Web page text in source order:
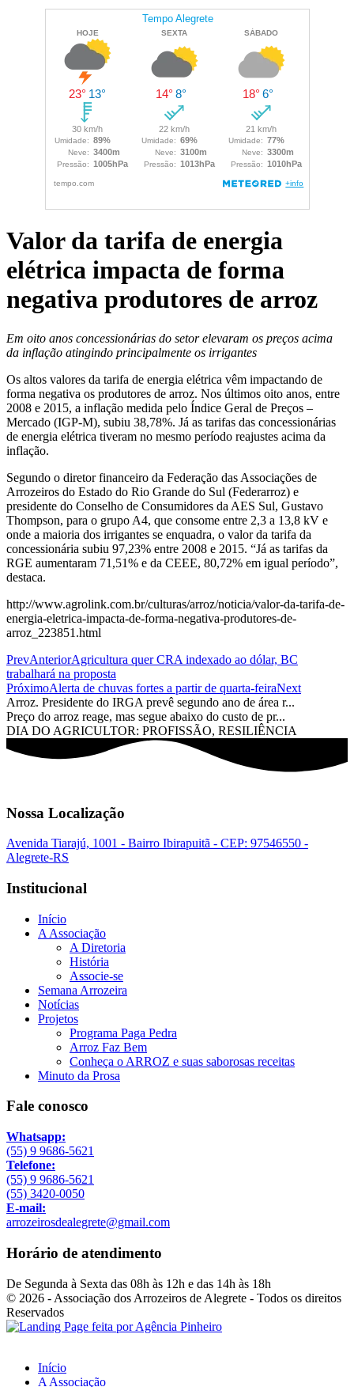
Valor da tarifa de energia
elétrica impacta de forma
negativa produtores de arroz
Em oito anos concessionárias do setor elevaram os preços acima
da inflação atingindo principalmente os irrigantes
Os altos valores da tarifa de energia elétrica vêm impactando de
forma negativa os produtores de arroz. Nos últimos oito anos, entre
2008 e 2015, a inflação medida pelo Índice Geral de Preços –
Mercado (IGP-M), subiu 38,78%. Já as tarifas das concessionárias
de energia elétrica tiveram no mesmo período reajustes acima da
inflação.
Segundo o diretor financeiro da Federação das Associações de
Arrozeiros do Estado do Rio Grande do Sul (Federarroz) e
presidente do Conselho de Consumidores da AES Sul, Gustavo
Thompson, para o grupo A4, que consome entre 2,3 a 13,8 kV e
onde a maioria dos irrigantes se enquadra, o valor da tarifa da
concessionária subiu 97,23% entre 2008 e 2015. “Já as tarifas da
RGE aumentaram 71,51% e da CEEE, 80,72% em igual período”,
destaca.
http://www.agrolink.com.br/culturas/arroz/noticia/valor-da-tarifa-de-
energia-eletrica-impacta-de-forma-negativa-produtores-de-
arroz_223851.html
PrevAnteriorAgricultura quer CRA indexado ao dólar, BC
trabalhará na proposta
PróximoAlerta de chuvas fortes a partir de quarta-feiraNext
Arroz. Presidente do IRGA prevê segundo ano de área r...
Preço do arroz reage, mas segue abaixo do custo de pr...
DIA DO AGRICULTOR: PROFISSÃO, RESILIÊNCIA
Nossa Localização
Avenida Tiarajú, 1001 - Bairro Ibirapuitã - CEP: 97546550 -
Alegrete-RS
Institucional
Início
A Associação
A Diretoria
História
Associe-se
Semana Arrozeira
Notícias
Projetos
Programa Paga Pedra
Arroz Faz Bem
Conheça o ARROZ e suas saborosas receitas
Minuto da Prosa
Fale conosco
Whatsapp:
(55) 9 9686-5621
Telefone:
(55) 9 9686-5621
(55) 3420-0050
E-mail:
arrozeirosdealegrete@gmail.com
Horário de atendimento
De Segunda à Sexta das 08h às 12h e das 14h às 18h
© 2026 - Associação dos Arrozeiros de Alegrete - Todos os direitos
Reservados
Início
A Associação